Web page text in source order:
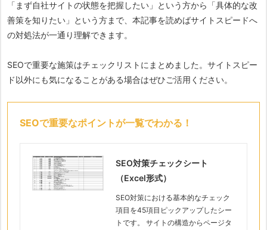
「まず自社サイトの状態を把握したい」という方から「具体的な改
善策を知りたい」という方まで、本記事を読めばサイトスピードへ
の対処法が一通り理解できます。
SEOで重要な施策はチェックリストにまとめました。サイトスピー
ド以外にも気になることがある場合はぜひご活用ください。
SEOで重要なポイントが一覧でわかる！
SEO対策チェックシート
（Excel形式）
SEO対策における基本的なチェック
項目を45項目ピックアップしたシー
トです。 サイトの構造からページタ